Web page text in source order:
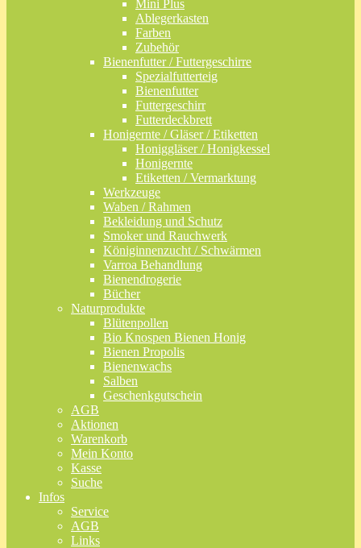
Mini Plus
Ablegerkasten
Farben
Zubehör
Bienenfutter / Futtergeschirre
Spezialfutterteig
Bienenfutter
Futtergeschirr
Futterdeckbrett
Honigernte / Gläser / Etiketten
Honiggläser / Honigkessel
Honigernte
Etiketten / Vermarktung
Werkzeuge
Waben / Rahmen
Bekleidung und Schutz
Smoker und Rauchwerk
Königinnenzucht / Schwärmen
Varroa Behandlung
Bienendrogerie
Bücher
Naturprodukte
Blütenpollen
Bio Knospen Bienen Honig
Bienen Propolis
Bienenwachs
Salben
Geschenkgutschein
AGB
Aktionen
Warenkorb
Mein Konto
Kasse
Suche
Infos
Service
AGB
Links